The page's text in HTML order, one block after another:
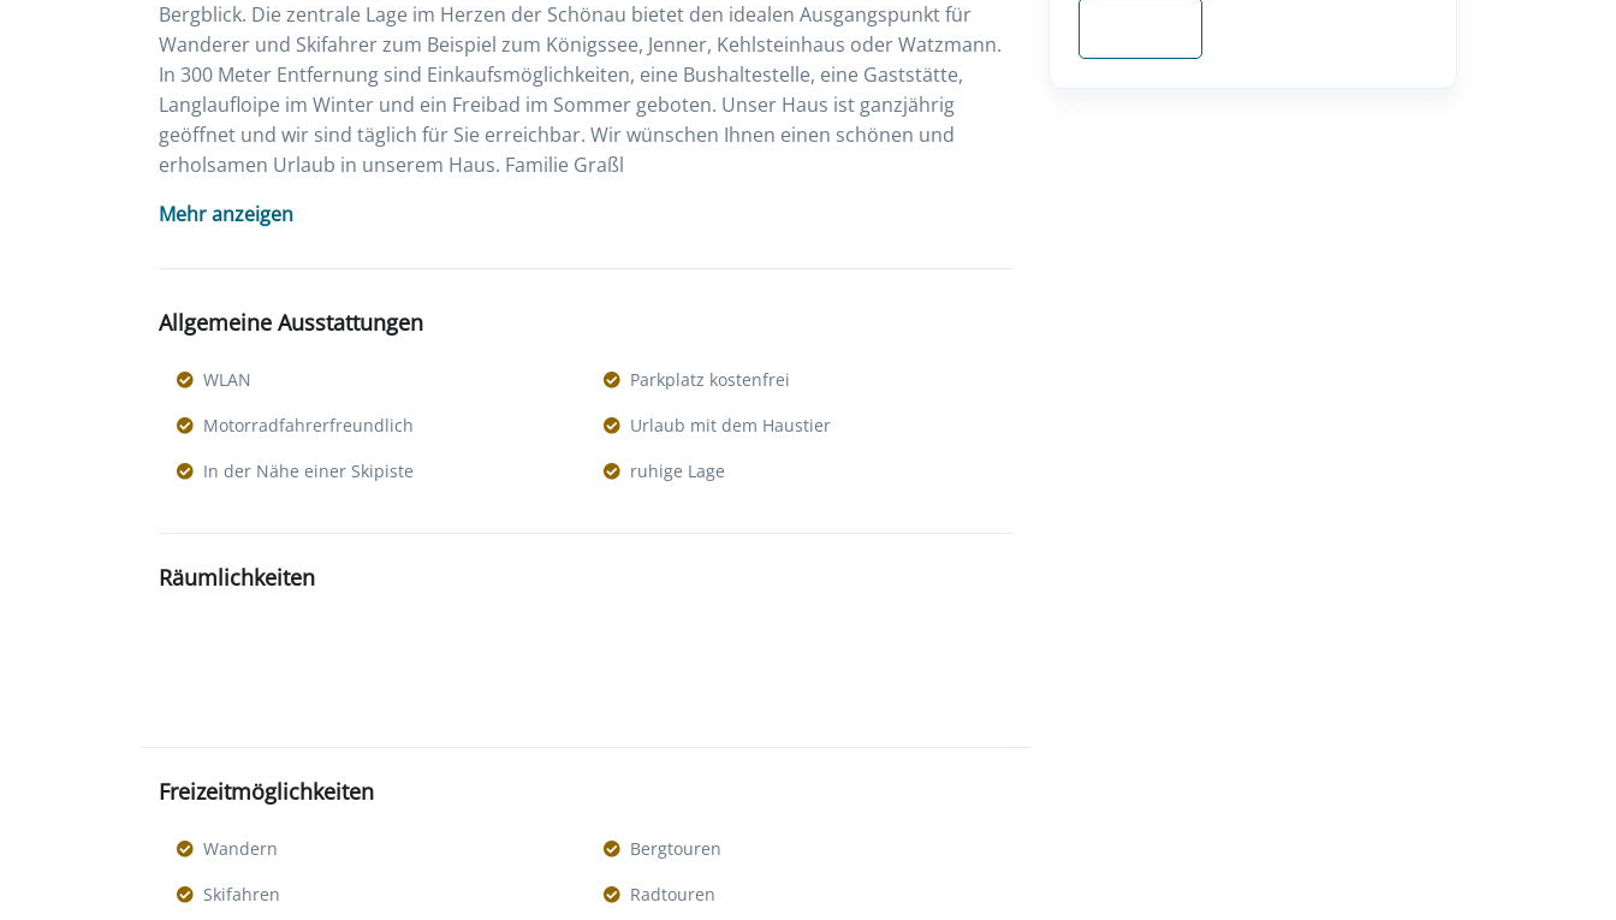
Bergblick. Die zentrale Lage im Herzen der Schönau bietet den idealen Ausgangspunkt für
Wanderer und Skifahrer zum Beispiel zum Königssee, Jenner, Kehlsteinhaus oder Watzmann.
In 300 Meter Entfernung sind Einkaufsmöglichkeiten, eine Bushaltestelle, eine Gaststätte,
Langlaufloipe im Winter und ein Freibad im Sommer geboten. Unser Haus ist ganzjährig
geöffnet und wir sind täglich für Sie erreichbar. Wir wünschen Ihnen einen schönen und
erholsamen Urlaub in unserem Haus. Familie Graßl
Mehr anzeigen
Allgemeine Ausstattungen
WLAN
Parkplatz kostenfrei
Motorradfahrerfreundlich
Urlaub mit dem Haustier
In der Nähe einer Skipiste
ruhige Lage
Räumlichkeiten
Freizeitmöglichkeiten
Wandern
Bergtouren
Skifahren
Radtouren